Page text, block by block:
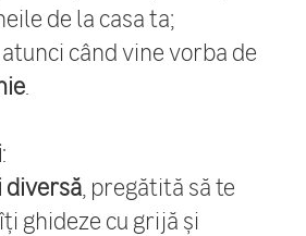
de la casa ta;
când vine vorba de
:
diversă , pregătită să te
ghideze cu grijă și